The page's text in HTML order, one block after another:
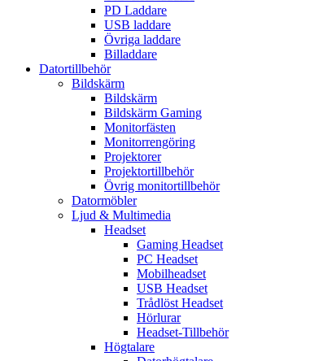
PD Laddare
USB laddare
Övriga laddare
Billaddare
Datortillbehör
Bildskärm
Bildskärm
Bildskärm Gaming
Monitorfästen
Monitorrengöring
Projektorer
Projektortillbehör
Övrig monitortillbehör
Datormöbler
Ljud & Multimedia
Headset
Gaming Headset
PC Headset
Mobilheadset
USB Headset
Trådlöst Headset
Hörlurar
Headset-Tillbehör
Högtalare